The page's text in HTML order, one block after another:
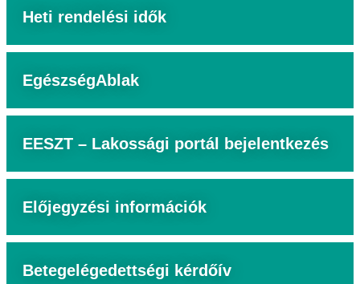
Heti rendelési idők
EgészségAblak
EESZT – Lakossági portál bejelentkezés
Előjegyzési információk
Betegelégedettségi kérdőív